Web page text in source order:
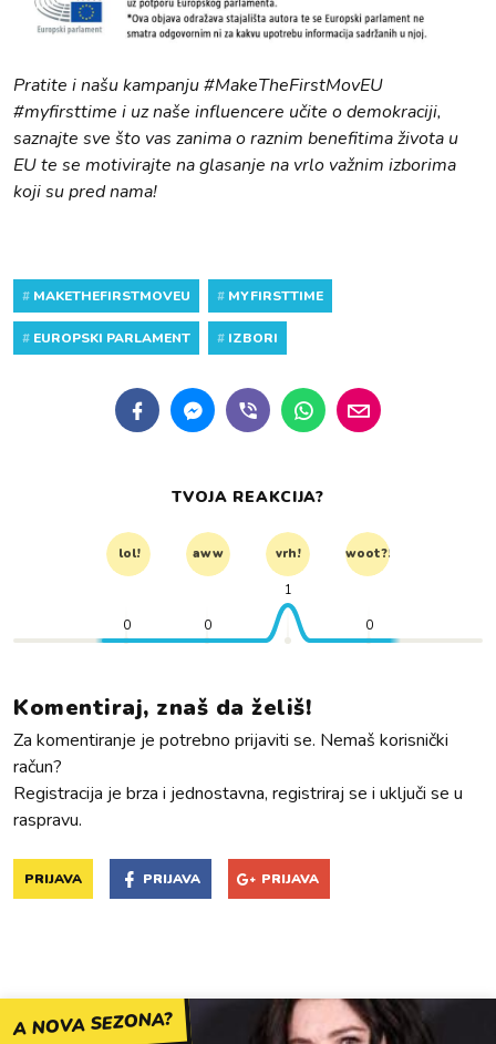
Pratite i našu kampanju #MakeTheFirstMovEU
#myfirsttime i uz naše influencere učite o demokraciji,
saznajte sve što vas zanima o raznim benefitima života u
EU te se motivirajte na glasanje na vrlo važnim izborima
koji su pred nama!
# MAKETHEFIRSTMOVEU # MYFIRSTTIME
# EUROPSKI PARLAMENT # IZBORI
TVOJA REAKCIJA?
lol! aww vrh! woot?!
0 0
1
0
Komentiraj, znaš da želiš!
Za komentiranje je potrebno prijaviti se. Nemaš korisnički
račun?
Registracija je brza i jednostavna, registriraj se i uključi se u
raspravu.
PRIJAVA PRIJAVA PRIJAVA
A NOVA SEZONA?